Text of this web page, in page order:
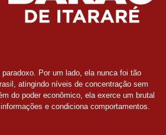
Por um lado, ela nunca foi tão
atingindo níveis de concentração sem
do poder econômico, ela exerce um brutal
e condiciona comportamentos.